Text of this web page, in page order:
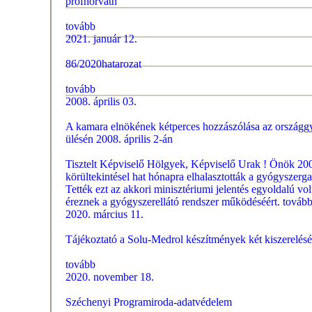
tovább
2021. január 12.
86/2020hatarozat
tovább
2008. április 03.
A kamara elnökének kétperces hozzászólása az
ülésén 2008. április 2-án
Tisztelt Képviselő Hölgyek, Képviselő Urak ! Önök
körültekintésel hat hónapra elhalasztották a
Tették ezt az akkori minisztériumi jelentés egyoldalú
éreznek a gyógyszerellátó rendszer működéséért. tovább
2020. március 11.
Tájékoztató a Solu-Medrol készítmények két
tovább
2020. november 18.
Széchenyi Programiroda-adatvédelem